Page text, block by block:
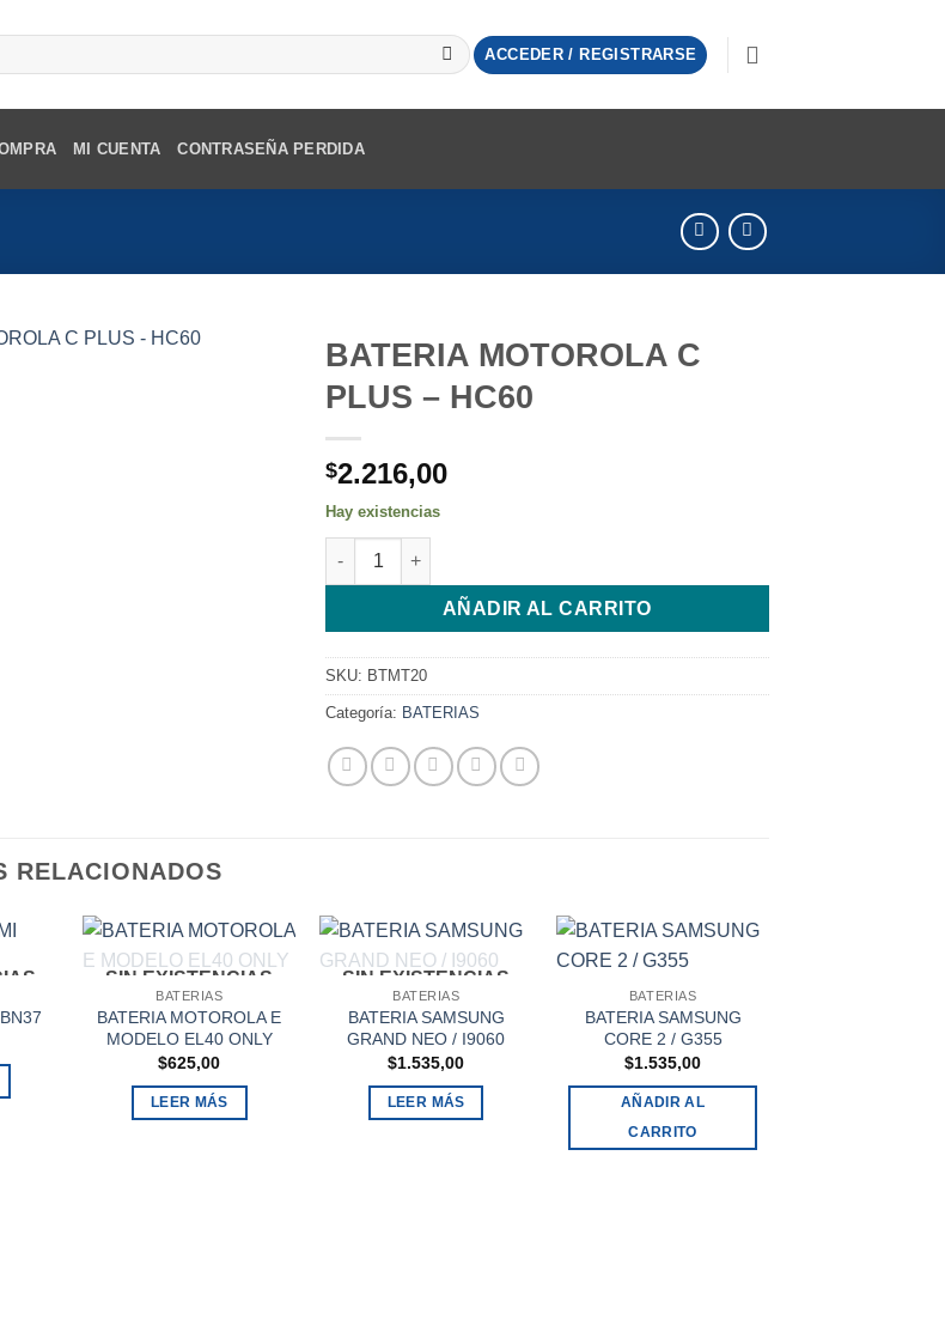
ACCEDER / REGISTRARSE
MI CUENTA CONTRASEÑA PERDIDA
BATERIA MOTOROLA C
PLUS – HC60
$2.216,00
Hay existencias
BATERIA MOTOROLA C PLUS - HC60 cantidad
AÑADIR AL CARRITO
SKU: BTMT20
Categoría: BATERIAS
RELACIONADOS
SIN EXISTENCIAS
BATERIAS
BATERIA MOTOROLA E
MODELO EL40 ONLY
$625,00
LEER MÁS
SIN EXISTENCIAS
BATERIAS
BATERIA SAMSUNG
GRAND NEO / I9060
$1.535,00
LEER MÁS
BATERIAS
BATERIA SAMSUNG
CORE 2 / G355
$1.535,00
AÑADIR AL
CARRITO